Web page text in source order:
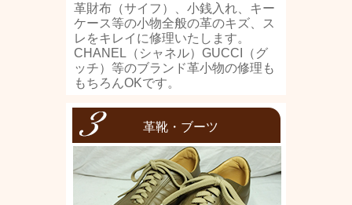
革財布（サイフ）、小銭入れ、キー
ケース等の小物全般の革のキズ、ス
レをキレイに修理いたします。
CHANEL（シャネル）GUCCI（グ
ッチ）等のブランド革小物の修理も
もちろんOKです。
革靴・ブーツ